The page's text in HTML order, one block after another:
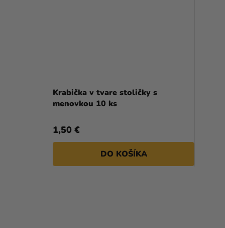
Krabička v tvare stoličky s
menovkou 10 ks
hodnotenie
produktu
5
hviezdičiek.
1,50 €
DO KOŠÍKA